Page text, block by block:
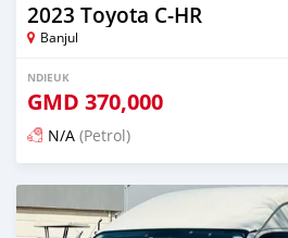
2023 Toyota C-HR
Banjul
NDIEUK
GMD 370,000
N/A (Petrol)
Dougal na niou ko depuis 17 days